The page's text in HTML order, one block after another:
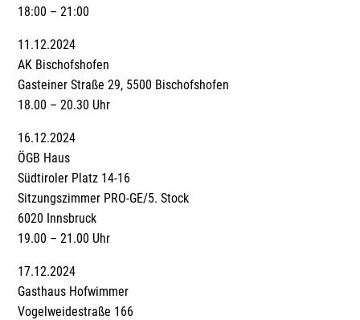
18:00 – 21:00
11.12.2024
AK Bischofshofen
Gasteiner Straße 29, 5500 Bischofshofen
18.00 – 20.30 Uhr
16.12.2024
ÖGB Haus
Südtiroler Platz 14-16
Sitzungszimmer PRO-GE/5. Stock
6020 Innsbruck
19.00 – 21.00 Uhr
17.12.2024
Gasthaus Hofwimmer
Vogelweidestraße 166